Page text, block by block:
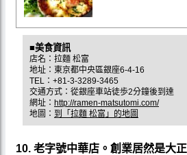
■美食資訊
店名：拉麵 松富
地址：東京都中央區銀座6-4-16
TEL：+81-3-3289-3465
交通方式：從銀座車站徒歩2分鐘後到達
網址： http://ramen-matsutomi.com/
地圖： 到「拉麵 松富」的地圖
10. 老字號中華店。創業居然是大正